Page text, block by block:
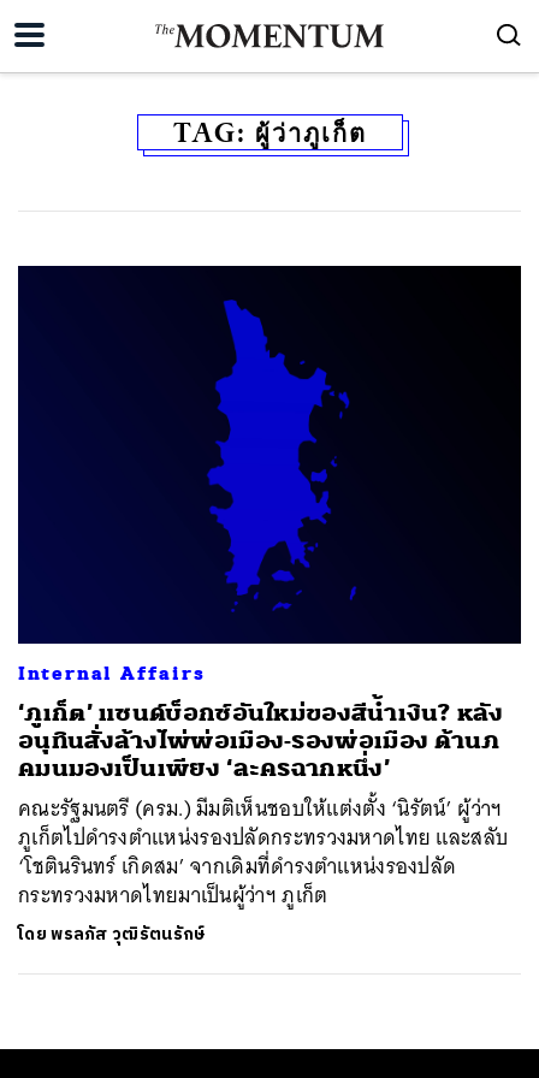
TAG: ผู้ว่าภูเก็ต
Internal Affairs
‘ภูเก็ต’ แซนด์บ็อกซ์อันใหม่ของสีน้ำเงิน? หลัง
อนุทินสั่งล้างไพ่พ่อเมือง-รองพ่อเมือง ด้านภ
คมนมองเป็นเพียง ‘ละครฉากหนึ่ง’
คณะรัฐมนตรี (ครม.) มีมติเห็นชอบให้แต่งตั้ง ‘นิรัตน์’ ผู้ว่าฯ
ภูเก็ตไปดำรงตำแหน่งรองปลัดกระทรวงมหาดไทย และสลับ
‘โชตินรินทร์ เกิดสม’ จากเดิมที่ดำรงตำแหน่งรองปลัด
กระทรวงมหาดไทยมาเป็นผู้ว่าฯ ภูเก็ต
โดยพรลภัส วุฒิรัตนรักษ์
SHARE TWEET LINE EMAIL